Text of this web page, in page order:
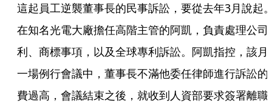
這起員工逆襲董事長的民事訴訟，要從去年3月說起
在知名光電大廠擔任高階主管的阿凱，負責處理公司
利、商標事項，以及全球專利訴訟。阿凱指控，該月
一場例行會議中，董事長不滿他委任律師進行訴訟的
費過高，會議結束之後，就收到人資部要求簽署離職